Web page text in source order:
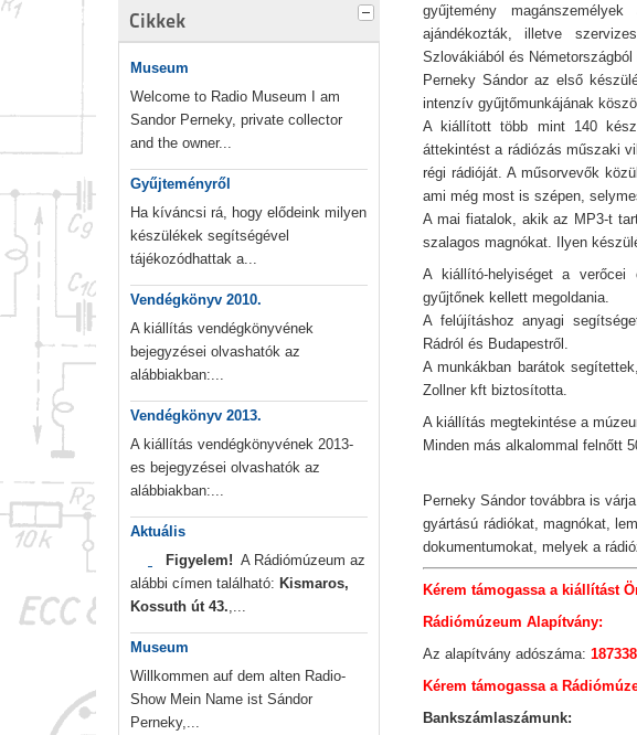
Cikkek
Museum
Welcome to Radio Museum I am
Sandor Perneky, private collector
and the owner...
Gyűjteményről
Ha kíváncsi rá, hogy elődeink milyen
készülékek segítségével
tájékozódhattak a...
Vendégkönyv 2010.
A kiállítás vendégkönyvének
bejegyzései olvashatók az
alábbiakban:...
Vendégkönyv 2013.
A kiállítás vendégkönyvének 2013-
es bejegyzései olvashatók az
alábbiakban:...
Aktuális
Figyelem! A Rádiómúzeum az
alábbi címen található: Kismaros,
Kossuth út 43.,...
Museum
Willkommen auf dem alten Radio-
Show Mein Name ist Sándor
Perneky,...
gyűjtemény
ajándékozták, illetve
Szlovákiából és Németországból
Perneky Sándor az első
intenzív gyűjtőmunkájának
A kiállított több mint 140
áttekintést a rádiózás műszaki
régi rádióját. A műsorvevők
ami még most is szépen,
A mai fiatalok, akik az MP3-t
szalagos magnókat. Ilyen
A kiállító-helyiséget a verőcei
gyűjtőnek kellett megoldania.
A felújításhoz anyagi
Rádról és Budapestről.
A munkákban barátok
Zollner kft biztosította.
A kiállítás megtekintése a
Minden más alkalommal felnőtt
Perneky Sándor továbbra is
gyártású rádiókat, magnókat,
dokumentumokat, melyek a
Kérem támogassa a kiállítást
Rádiómúzeum Alapítvány:
Az alapítvány adószáma:
Kérem támogassa a
Bankszámlaszámunk: